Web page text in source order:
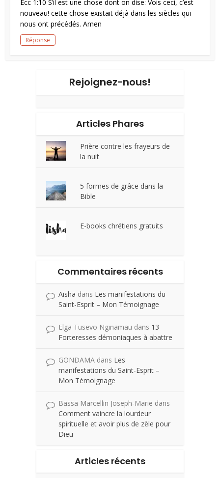
Ecc 1:10 S’il est une chose dont on dise: Vois ceci, c’est
nouveau! cette chose existait déjà dans les siècles qui
nous ont précédés. Amen
Réponse
Rejoignez-nous!
Articles Phares
Prière contre les frayeurs de
la nuit
5 formes de grâce dans la
Bible
E-books chrétiens gratuits
Commentaires récents
Aisha dans Les manifestations du
Saint-Esprit – Mon Témoignage
Elga Tusevo Nginamau dans 13
Forteresses démoniaques à abattre
GONDAMA dans Les
manifestations du Saint-Esprit –
Mon Témoignage
Bassa Marcellin Joseph-Marie dans
Comment vaincre la lourdeur
spirituelle et avoir plus de zèle pour
Dieu
Articles récents